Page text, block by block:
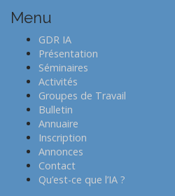
v
i
Menu
GDR IA
Présentation
Séminaires
Activités
Groupes de Travail
Bulletin
Annuaire
Inscription
Annonces
Contact
Qu’est-ce que l’IA ?